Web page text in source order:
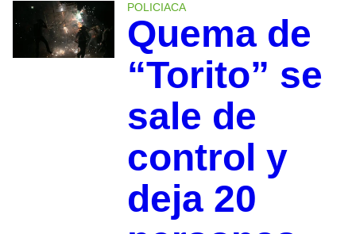
POLICIACA
Quema de
“Torito” se
sale de
control y
deja 20